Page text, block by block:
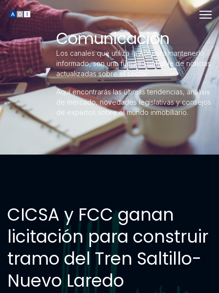
Comunicación
Los canales que utiliza la ADI para mantenerlo
informado, son una fuente confiable de noticias
actualizadas sobre el sector.
Aquí encontrarás las últimas tendencias, análisis
de mercado, novedades legislativas y consejos
de expertos sobre el mundo inmobiliario.
CICSA y FCC ganan
licitación para construir
tramo del Tren Saltillo-
Nuevo Laredo